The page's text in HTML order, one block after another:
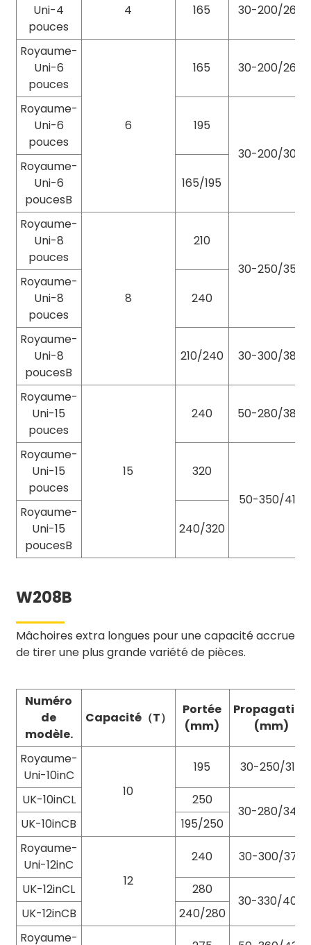
Uni-4
pouces
4 165 30-200/260
Royaume-
Uni-6
pouces
6
165 30-200/260
Royaume-
Uni-6
pouces
195
30-200/300
Royaume-
Uni-6
poucesB
165/195
Royaume-
Uni-8
pouces
8
210
30-250/355
Royaume-
Uni-8
pouces
240
Royaume-
Uni-8
poucesB
210/240 30-300/380
Royaume-
Uni-15
pouces
15
240 50-280/380
Royaume-
Uni-15
pouces
320
50-350/410
Royaume-
Uni-15
poucesB
240/320
W208B
Mâchoires extra longues pour une capacité accrue
de tirer une plus grande variété de pièces.
Numéro
de
modèle.
Capacité（T）
Portée
(mm)
Propagation
(mm)
Royaume-
Uni-10inC
10
195 30-250/310
UK-10inCL 250
30-280/340
UK-10inCB
195/250
Royaume-
Uni-12inC
12
240 30-300/370
UK-12inCL 280
30-330/400
UK-12inCB
240/280
Royaume-